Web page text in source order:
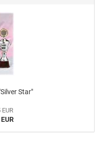
Star"